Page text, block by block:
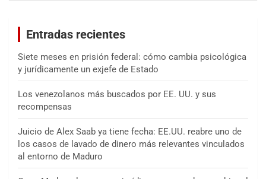
Entradas recientes
Siete meses en prisión federal: cómo cambia psicológica
y jurídicamente un exjefe de Estado
Los venezolanos más buscados por EE. UU. y sus
recompensas
Juicio de Alex Saab ya tiene fecha: EE.UU. reabre uno de
los casos de lavado de dinero más relevantes vinculados
al entorno de Maduro